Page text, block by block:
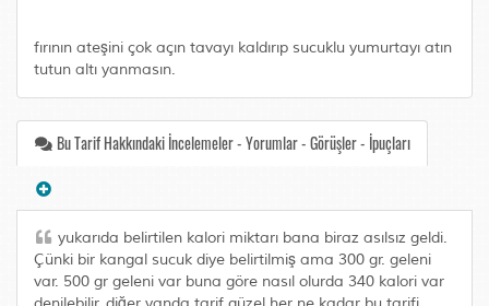
fırının ateşini çok açın tavayı kaldırıp sucuklu yumurtayı atın
tutun altı yanmasın.
Bu Tarif Hakkındaki İncelemeler - Yorumlar - Görüşler - İpuçları
yukarıda belirtilen kalori miktarı bana biraz asılsız geldi.
Çünki bir kangal sucuk diye belirtilmiş ama 300 gr. geleni
var. 500 gr geleni var buna göre nasıl olurda 340 kalori var